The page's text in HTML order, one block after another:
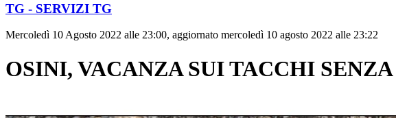
TG - SERVIZI TG
Mercoledì 10 Agosto 2022 alle 23:00, aggiornato mercoledì 10 agosto 2022 alle 23:22
OSINI, VACANZA SUI TACCHI